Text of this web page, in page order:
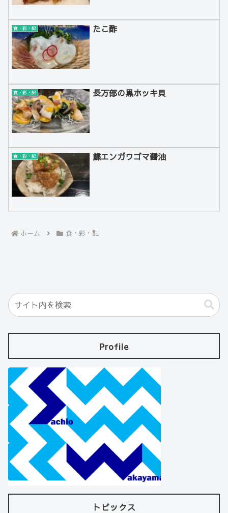
食・彩・記 たこ酢
食・彩・記 長万部の黒ホッキ貝
食・彩・記 鰈エンガワゴマ醤油
ホーム 食・彩・記
Profile
トピックス